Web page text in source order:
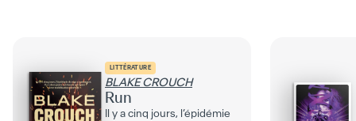
LITTÉRATURE
BLAKE CROUCH
Run
Il y a cinq jours, l’épidémie